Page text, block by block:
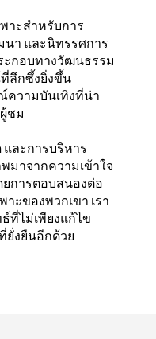
าะสำหรับการ
นา และนิทรรศการ
ะกอบทางวัฒนธรรม
ลึกซึ้งยิ่งขึ้น
ความบันเทิงที่น่า
ชม
และการบริหาร
มาจากความเข้าใจ
ยการตอบสนองต่อ
ะของพวกเขา เรา
ที่ไม่เพียงแก้ไข
ยั่งยืนอีกด้วย